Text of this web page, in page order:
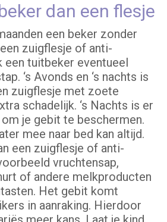
dan een flesje
een beker zonder
zuigflesje of anti-
een tuitbeker eventueel
‘s Avonds en ‘s nachts is
zuigflesje met zoete
schadelijk. ‘s Nachts is er
je gebit te beschermen.
mee naar bed kan altijd.
een zuigflesje of anti-
vruchtensap,
of andere melkproducten
Het gebit komt
in aanraking. Hierdoor